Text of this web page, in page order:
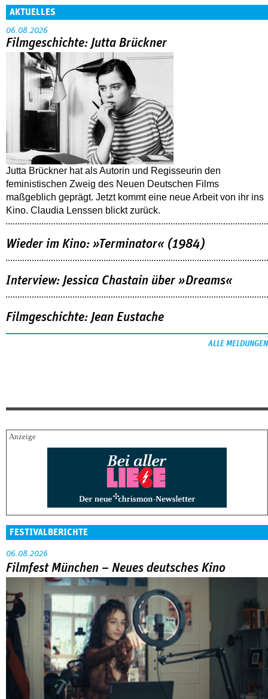
AKTUELLES
06.08.2026
Filmgeschichte: Jutta Brückner
Jutta Brückner hat als Autorin und Regisseurin den
feministischen Zweig des Neuen Deutschen Films
maßgeblich geprägt. Jetzt kommt eine neue Arbeit von ihr ins
Kino. Claudia Lenssen blickt zurück.
Wieder im Kino: »Terminator« (1984)
Interview: Jessica Chastain über »Dreams«
Filmgeschichte: Jean Eustache
ALLE MELDUNGEN
FESTIVALBERICHTE
06.08.2026
Filmfest München – Neues deutsches Kino